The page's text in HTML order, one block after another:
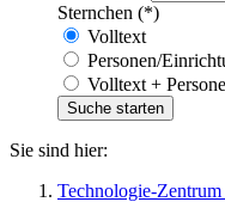
Sternchen (*)
Volltext
Personen/
Volltext +
Sie sind hier:
Technologie-